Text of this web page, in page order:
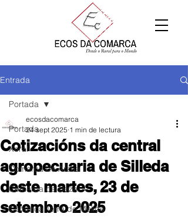
Entrada
Portada
Xeral
Comarca de Arzúa
Comarca de Deza
Comarca Terra de Melide
Portada
Cotizacións da central
agropecuaria de Silleda
deste martes, 23 de
setembro 2025
ecosdacomarca
24 sept 2025 1 min de lectura